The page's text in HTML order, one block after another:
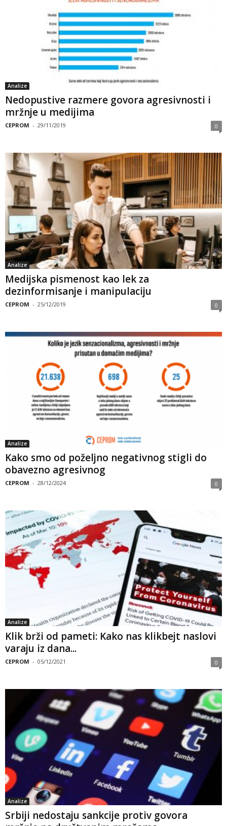
Analize
Nedopustive razmere govora agresivnosti i
mržnje u medijima
CEPROM - 29/11/2019 0
Analize
Medijska pismenost kao lek za
dezinformisanje i manipulaciju
CEPROM - 25/12/2019 0
Analize
Kako smo od poželjno negativnog stigli do
obavezno agresivnog
CEPROM - 28/12/2024 0
Analize
Klik brži od pameti: Kako nas klikbejt naslovi
varaju iz dana...
CEPROM - 05/12/2021 0
Analize
Srbiji nedostaju sankcije protiv govora